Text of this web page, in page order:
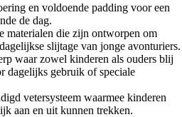
en voldoende padding voor een
de dag.
materialen die zijn ontworpen om
slijtage van jonge avonturiers.
waar zowel kinderen als ouders blij
dagelijks gebruik of speciale
vetersysteem waarmee kinderen
aan en uit kunnen trekken.